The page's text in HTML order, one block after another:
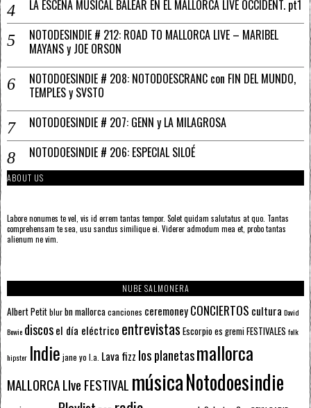
LA ESCENA MUSICAL BALEAR EN EL MALLORCA LIVE OCCIDENT. pt1
NOTODESINDIE # 212: ROAD TO MALLORCA LIVE – MARIBEL
MAYANS y JOE ORSON
NOTODOESINDIE # 208: NOTODOESCRANC con FIN DEL MUNDO,
TEMPLES y SVSTO
NOTODOESINDIE # 207: GENN y LA MILAGROSA
NOTODOESINDIE # 206: ESPECIAL SILOÉ
ABOUT US
Labore nonumes te vel, vis id errem tantas tempor. Solet quidam salutatus at quo. Tantas
comprehensam te sea, usu sanctus similique ei. Viderer admodum mea et, probo tantas
alienum ne vim.
NUBE SALMONERA
Albert Petitblurbn mallorcacanciones ceremoneyCONCIERTOS cultura David
Bowie discosel día eléctrico entrevistas Escorpioes gremiFESTIVALES folk
hipster Indie jane yo l.a. Lava fizz los planetasmallorca
MALLORCA LIve FESTIVAL músicaNotodoesindie